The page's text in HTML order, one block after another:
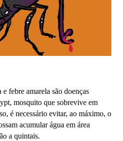
febre amarela são doenças
mosquito que sobrevive em
é necessário evitar, ao máximo, o
acumular água em área
a quintais.